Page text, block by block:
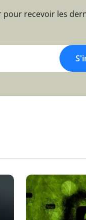
pour recevoir les